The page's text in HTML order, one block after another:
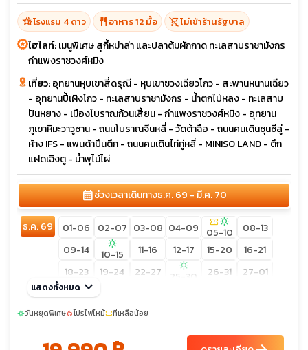
hotel_classโรงแรม 4 ดาว restaurant อาหาร 12 มื้อ shopping_cart_offไม่เข้าร้านรัฐบาล
ไฮไลท์:เมนูพิเศษ สุกี้หม่าล่า และปลาต้มผักกาด ทะเลสาบราชามังกร
กำแพงราชวงศ์หมิง
เที่ยว:อุทยานหุบเขาสี่ดรุณี - หุบเขาซวงเฉียวโกว - สะพานหนานเฉียว
- อุทยานปี้เผิงโกว - ทะเลสาบราชามังกร - น้ำตกไป่หลง - ทะเลสาบ
ปันหยาง - เมืองโบราณก้วนเสี้ยน - กำแพงราชวงศ์หมิง - อุทยาน
ภูเขาหิมะวาวูซาน - ถนนโบราณจีนหลี่ - วัดต้าฉือ - ถนนคนเดินชุนซีลู่ -
ห้าง IFS - แพนด้าปีนตึก - ถนนคนเดินไท่กู่หลี่ - MINISO LAND - ตึก
แฝดเฉิงตู - น้ำพุไม้ไผ่
calendar_monthช่วงเวลาเดินทางธ.ค. 69 - มี.ค. 70
ธ.ค. 69 01-06 02-07 03-08 04-09 confirmation_numbersunny
05-10
08-13
09-14
sunny
10-15 11-16 12-17 15-20
16-21
18-23
19-24 22-27 sunny
25-30 26-31
27-01
28-02
ม.ค. 70
sunny
01-06 02-07 05-10 06-11 07-12 08-13
12-17 15-20
16-21
แสดงทั้งหมด keyboard_arrow_down
sunnyวันหยุดพิเศษlocal_fire_departmentโปรไฟไหม้confirmation_numberที่เหลือน้อย